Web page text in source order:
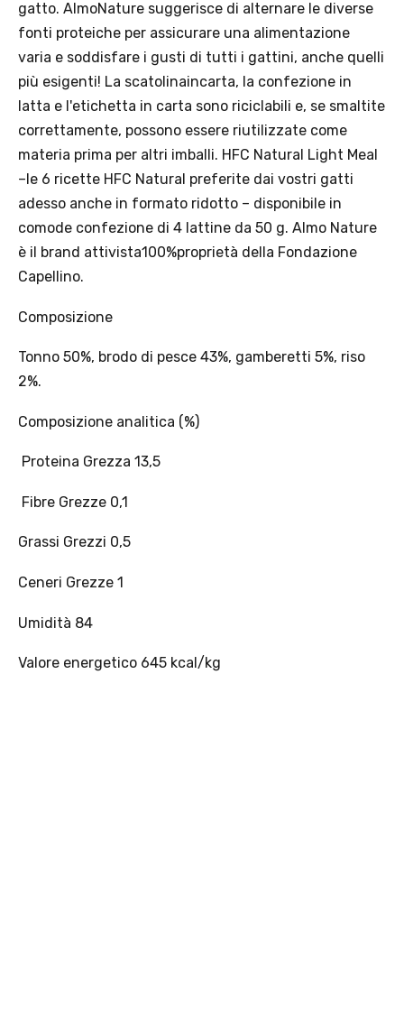
gatto. AlmoNature suggerisce di alternare le diverse
fonti proteiche per assicurare una alimentazione
varia e soddisfare i gusti di tutti i gattini, anche quelli
più esigenti! La scatolinaincarta, la confezione in
latta e l'etichetta in carta sono riciclabili e, se smaltite
correttamente, possono essere riutilizzate come
materia prima per altri imballi. HFC Natural Light Meal
–le 6 ricette HFC Natural preferite dai vostri gatti
adesso anche in formato ridotto – disponibile in
comode confezione di 4 lattine da 50 g. Almo Nature
è il brand attivista100%proprietà della Fondazione
Capellino.
Composizione
Tonno 50%, brodo di pesce 43%, gamberetti 5%, riso
2%.
Composizione analitica (%)
Proteina Grezza 13,5
Fibre Grezze 0,1
Grassi Grezzi 0,5
Ceneri Grezze 1
Umidità 84
Valore energetico 645 kcal/kg
Offerta valida solo con consegna InPost, fino al 16
agosto 2026.
· Sconto: 5% riservato esclusivamente ai prodotti a marchio
Platinum.
· Condizione di validità: lo sconto è applicabile solo se il cliente
seleziona la spedizione InPost.
· Durata: offerta valida per 2 settimane dal lancio 2–16 agosto 2026 .
offerta, l’intero carrello viene spedito tramite InPost (non più
· Limite di peso: il carrello spedito con InPost non può superare 25
Scopri i prodotti Platinum